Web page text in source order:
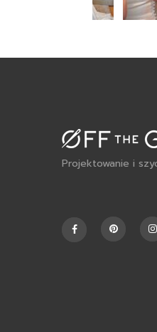
Projektowanie i